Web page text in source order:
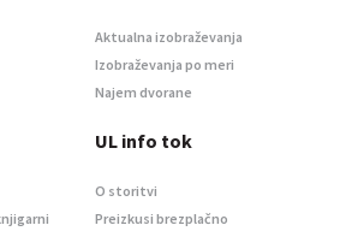
Aktualna izobraževanja
Izobraževanja po meri
Najem dvorane
UL info tok
O storitvi
Preizkusi brezplačno